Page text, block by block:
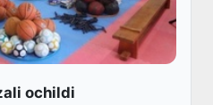
ochildi